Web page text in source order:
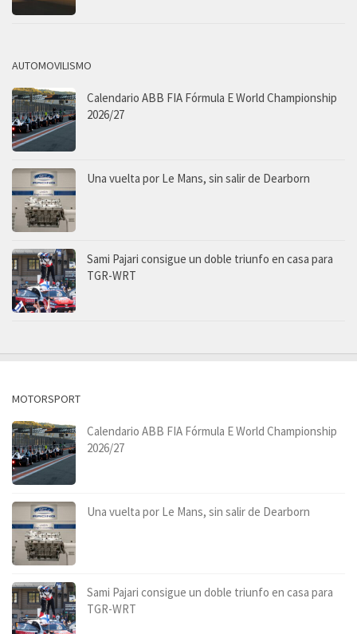
AUTOMOVILISMO
Calendario ABB FIA Fórmula E World Championship
2026/27
Una vuelta por Le Mans, sin salir de Dearborn
Sami Pajari consigue un doble triunfo en casa para
TGR-WRT
MOTORSPORT
Calendario ABB FIA Fórmula E World Championship
2026/27
Una vuelta por Le Mans, sin salir de Dearborn
Sami Pajari consigue un doble triunfo en casa para
TGR-WRT